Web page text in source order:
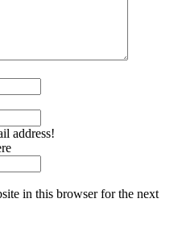
address!
in this browser for the next